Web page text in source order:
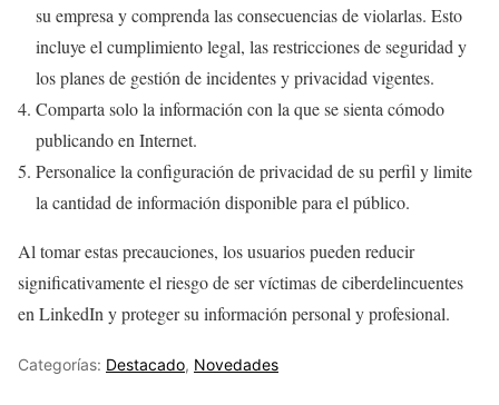
su empresa y comprenda las consecuencias de violarlas. Esto
incluye el cumplimiento legal, las restricciones de seguridad y
los planes de gestión de incidentes y privacidad vigentes.
Comparta solo la información con la que se sienta cómodo
publicando en Internet.
Personalice la configuración de privacidad de su perfil y limite
la cantidad de información disponible para el público.
Al tomar estas precauciones, los usuarios pueden reducir
significativamente el riesgo de ser víctimas de ciberdelincuentes
en LinkedIn y proteger su información personal y profesional.
Categorías: Destacado, Novedades